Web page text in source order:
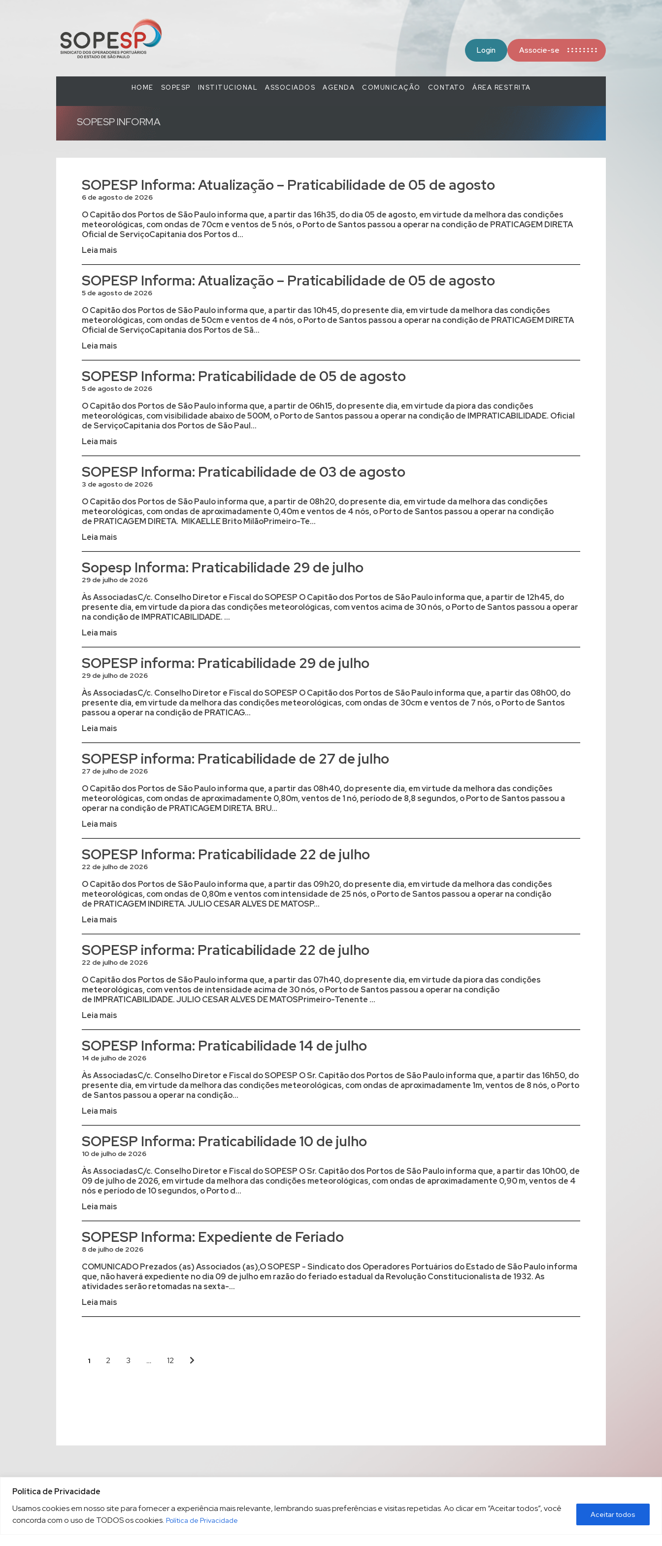
Política de Privacidade
Usamos cookies em nosso site para fornecer a experiência mais relevante, lembrando suas preferências e visitas repetidas. Ao clicar em “Aceitar todos”, você
concorda com o uso de TODOS os cookies. Política de Privacidade
Aceitar todos
Login Associe-se
HOME SOPESP INSTITUCIONAL ASSOCIADOS AGENDA COMUNICAÇÃO CONTATO ÁREA RESTRITA
SOPESP INFORMA
SOPESP Informa: Atualização – Praticabilidade de 05 de agosto
6 de agosto de 2026
O Capitão dos Portos de São Paulo informa que, a partir das 16h35, do dia 05 de agosto, em virtude da melhora das condições
meteorológicas, com ondas de 70cm e ventos de 5 nós, o Porto de Santos passou a operar na condição de PRATICAGEM DIRETA
Oficial de ServiçoCapitania dos Portos d...
Leia mais
SOPESP Informa: Atualização – Praticabilidade de 05 de agosto
5 de agosto de 2026
O Capitão dos Portos de São Paulo informa que, a partir das 10h45, do presente dia, em virtude da melhora das condições
meteorológicas, com ondas de 50cm e ventos de 4 nós, o Porto de Santos passou a operar na condição de PRATICAGEM DIRETA
Oficial de ServiçoCapitania dos Portos de Sã...
Leia mais
SOPESP Informa: Praticabilidade de 05 de agosto
5 de agosto de 2026
O Capitão dos Portos de São Paulo informa que, a partir de 06h15, do presente dia, em virtude da piora das condições
meteorológicas, com visibilidade abaixo de 500M, o Porto de Santos passou a operar na condição de IMPRATICABILIDADE. Oficial
de ServiçoCapitania dos Portos de São Paul...
Leia mais
SOPESP Informa: Praticabilidade de 03 de agosto
3 de agosto de 2026
O Capitão dos Portos de São Paulo informa que, a partir de 08h20, do presente dia, em virtude da melhora das condições
meteorológicas, com ondas de aproximadamente 0,40m e ventos de 4 nós, o Porto de Santos passou a operar na condição
de PRATICAGEM DIRETA. MIKAELLE Brito MilãoPrimeiro-Te...
Leia mais
Sopesp Informa: Praticabilidade 29 de julho
29 de julho de 2026
Às AssociadasC/c. Conselho Diretor e Fiscal do SOPESP O Capitão dos Portos de São Paulo informa que, a partir de 12h45, do
presente dia, em virtude da piora das condições meteorológicas, com ventos acima de 30 nós, o Porto de Santos passou a operar
na condição de IMPRATICABILIDADE. ...
Leia mais
SOPESP informa: Praticabilidade 29 de julho
29 de julho de 2026
Às AssociadasC/c. Conselho Diretor e Fiscal do SOPESP O Capitão dos Portos de São Paulo informa que, a partir das 08h00, do
presente dia, em virtude da melhora das condições meteorológicas, com ondas de 30cm e ventos de 7 nós, o Porto de Santos
passou a operar na condição de PRATICAG...
Leia mais
SOPESP informa: Praticabilidade de 27 de julho
27 de julho de 2026
O Capitão dos Portos de São Paulo informa que, a partir das 08h40, do presente dia, em virtude da melhora das condições
meteorológicas, com ondas de aproximadamente 0,80m, ventos de 1 nó, período de 8,8 segundos, o Porto de Santos passou a
operar na condição de PRATICAGEM DIRETA. BRU...
Leia mais
SOPESP Informa: Praticabilidade 22 de julho
22 de julho de 2026
O Capitão dos Portos de São Paulo informa que, a partir das 09h20, do presente dia, em virtude da melhora das condições
meteorológicas, com ondas de 0,80m e ventos com intensidade de 25 nós, o Porto de Santos passou a operar na condição
de PRATICAGEM INDIRETA. JULIO CESAR ALVES DE MATOSP...
Leia mais
SOPESP informa: Praticabilidade 22 de julho
22 de julho de 2026
O Capitão dos Portos de São Paulo informa que, a partir das 07h40, do presente dia, em virtude da piora das condições
meteorológicas, com ventos de intensidade acima de 30 nós, o Porto de Santos passou a operar na condição
de IMPRATICABILIDADE. JULIO CESAR ALVES DE MATOSPrimeiro-Tenente ...
Leia mais
SOPESP Informa: Praticabilidade 14 de julho
14 de julho de 2026
Às AssociadasC/c. Conselho Diretor e Fiscal do SOPESP O Sr. Capitão dos Portos de São Paulo informa que, a partir das 16h50, do
presente dia, em virtude da melhora das condições meteorológicas, com ondas de aproximadamente 1m, ventos de 8 nós, o Porto
de Santos passou a operar na condição...
Leia mais
SOPESP Informa: Praticabilidade 10 de julho
10 de julho de 2026
Às AssociadasC/c. Conselho Diretor e Fiscal do SOPESP O Sr. Capitão dos Portos de São Paulo informa que, a partir das 10h00, de
09 de julho de 2026, em virtude da melhora das condições meteorológicas, com ondas de aproximadamente 0,90 m, ventos de 4
nós e período de 10 segundos, o Porto d...
Leia mais
SOPESP Informa: Expediente de Feriado
8 de julho de 2026
COMUNICADO Prezados (as) Associados (as),O SOPESP - Sindicato dos Operadores Portuários do Estado de São Paulo informa
que, não haverá expediente no dia 09 de julho em razão do feriado estadual da Revolução Constitucionalista de 1932. As
atividades serão retomadas na sexta-...
Leia mais
1 2 3 … 12